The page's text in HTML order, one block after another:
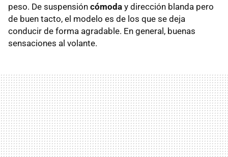
peso. De suspensión cómoda y dirección blanda pero
de buen tacto, el modelo es de los que se deja
conducir de forma agradable. En general, buenas
sensaciones al volante.